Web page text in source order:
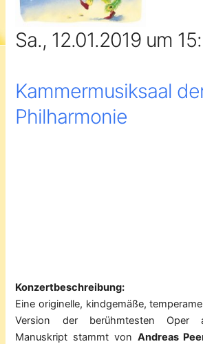
Sa., 12.01.2019 um
Kammermusiksaal
Philharmonie
Konzertbeschreibung:
Eine originelle, kindgemäße,
Version der berühmtesten Oper
Manuskript stammt von Andreas